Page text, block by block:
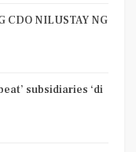
CDO NILUSTAY NG
subsidiaries ‘di